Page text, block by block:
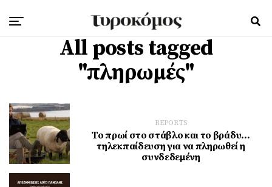
All posts tagged
"πληρωμές"
REPORTS
Το πρωί στο στάβλο και το βράδυ…
τηλεκπαίδευση για να πληρωθεί η
συνδεδεμένη